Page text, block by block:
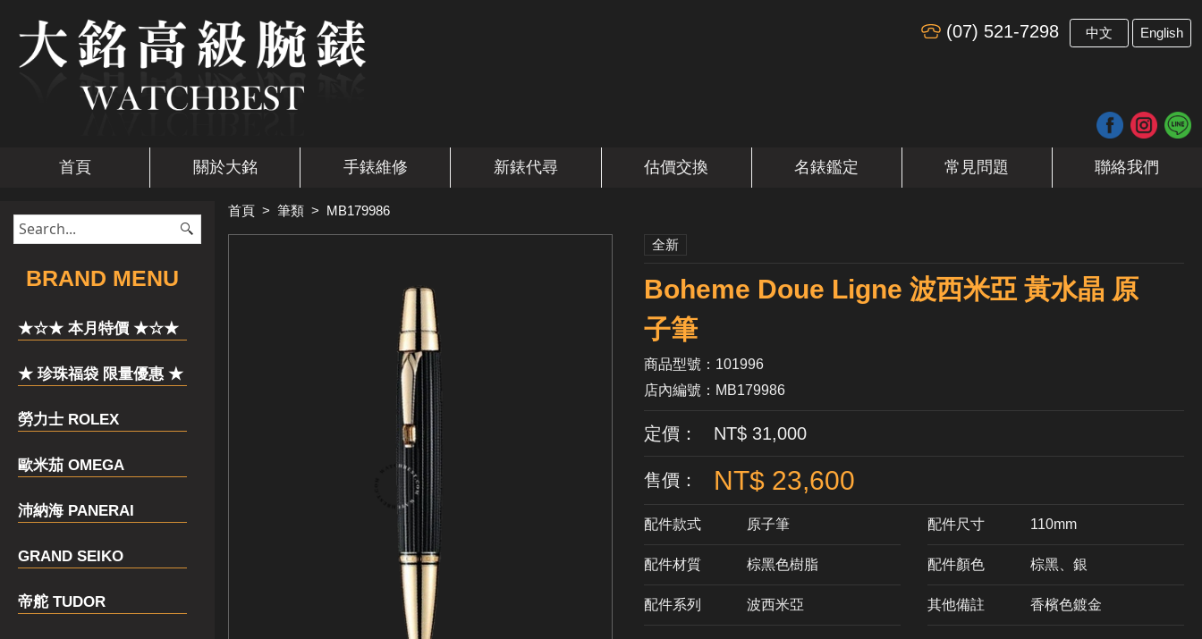
(07) 521-7298 中文 English
首頁 關於大銘 手錶維修 新錶代尋 估價交換 名錶鑑定 常見問題 聯絡我們
​BRAND MENU
★☆★ 本月特價 ★☆★
★ 珍珠福袋 限量優惠 ★
勞力士 ROLEX
歐米茄 OMEGA
沛納海 PANERAI
GRAND SEIKO
帝舵 TUDOR
首頁 > 筆類 > MB179986
全新
Boheme Doue Ligne 波西米亞 黃水晶 原
子筆
商品型號：101996
店內編號：MB179986
定價： NT$ 31,000
售價： NT$ 23,600
配件款式 原子筆 配件尺寸 110mm
配件材質 ​棕黑色樹脂 配件顏色 棕黑、銀
配件系列 波西米亞 其他備註 香檳色鍍金